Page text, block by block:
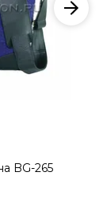
BG-265